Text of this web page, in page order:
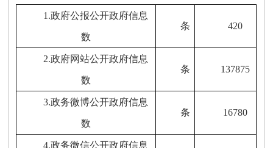
1.政府公报公开政府信息
数
条 420
2.政府网站公开政府信息
数
条 137875
3.政务微博公开政府信息
数
条 16780
4.政务微信公开政府信息